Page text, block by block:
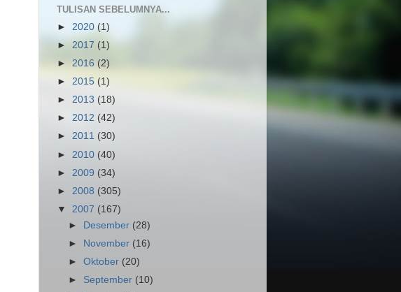
TULISAN SEBELUMNYA...
► 2020 (1)
► 2017 (1)
► 2016 (2)
► 2015 (1)
► 2013 (18)
► 2012 (42)
► 2011 (30)
► 2010 (40)
► 2009 (34)
► 2008 (305)
▼ 2007 (167)
► Desember (28)
►
November (16)
►Oktober (20)
► September (10)